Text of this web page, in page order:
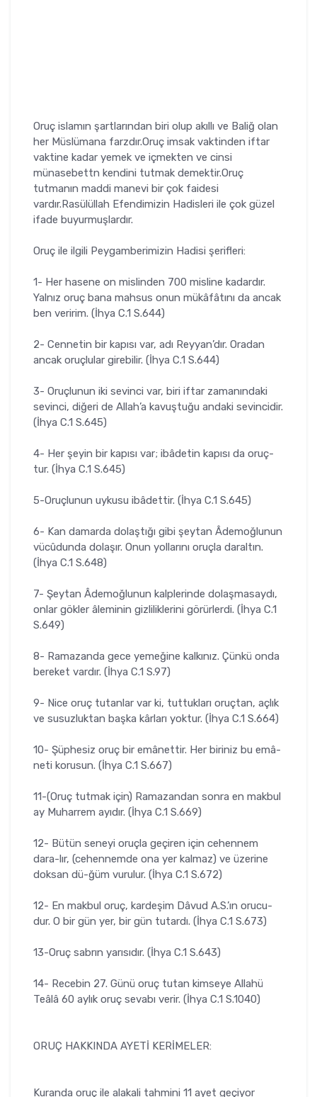
Oruç islamın şartlarından biri olup akıllı ve Baliğ olan
her Müslümana farzdır.Oruç imsak vaktinden iftar
vaktine kadar yemek ve içmekten ve cinsi
münasebettn kendini tutmak demektir.Oruç
tutmanın maddi manevi bir çok faidesi
vardır.Rasülüllah Efendimizin Hadisleri ile çok güzel
ifade buyurmuşlardır.
Oruç ile ilgili Peygamberimizin Hadisi şerifleri:
1- Her hasene on mislinden 700 misline kadardır.
Yalnız oruç bana mahsus onun mükâfâtını da ancak
ben veririm. (İhya C.1 S.644)
2- Cennetin bir kapısı var, adı Reyyan’dır. Oradan
ancak oruçlular girebilir. (İhya C.1 S.644)
3- Oruçlunun iki sevinci var, biri iftar zamanındaki
sevinci, diğeri de Allah’a kavuştuğu andaki sevincidir.
(İhya C.1 S.645)
4- Her şeyin bir kapısı var; ibâdetin kapısı da oruç-
tur. (İhya C.1 S.645)
5-Oruçlunun uykusu ibâdettir. (İhya C.1 S.645)
6- Kan damarda dolaştığı gibi şeytan Âdemoğlunun
vücûdunda dolaşır. Onun yollarını oruçla daraltın.
(İhya C.1 S.648)
7- Şeytan Âdemoğlunun kalplerinde dolaşmasaydı,
onlar gökler âleminin gizliliklerini görürlerdi. (İhya C.1
S.649)
8- Ramazanda gece yemeğine kalkınız. Çünkü onda
bereket vardır. (İhya C.1 S.97)
9- Nice oruç tutanlar var ki, tuttukları oruçtan, açlık
ve susuzluktan başka kârları yoktur. (İhya C.1 S.664)
10- Şüphesiz oruç bir emânettir. Her biriniz bu emâ-
neti korusun. (İhya C.1 S.667)
11-(Oruç tutmak için) Ramazandan sonra en makbul
ay Muharrem ayıdır. (İhya C.1 S.669)
12- Bütün seneyi oruçla geçiren için cehennem
dara-lır, (cehennemde ona yer kalmaz) ve üzerine
doksan dü-ğüm vurulur. (İhya C.1 S.672)
12- En makbul oruç, kardeşim Dâvud A.S.’ın orucu-
dur. O bir gün yer, bir gün tutardı. (İhya C.1 S.673)
13-Oruç sabrın yarısıdır. (İhya C.1 S.643)
14- Recebin 27. Günü oruç tutan kimseye Allahü
Teâlâ 60 aylık oruç sevabı verir. (İhya C.1 S.1040)
ORUÇ HAKKINDA AYETİ KERİMELER:
Kuranda oruç ile alakali tahmini 11 ayet geçiyor